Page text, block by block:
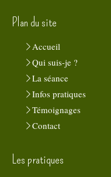
Plan du site
Accueil
Qui suis-je ?
La séance
Infos pratiques
Témoignages
Contact
Les pratiques